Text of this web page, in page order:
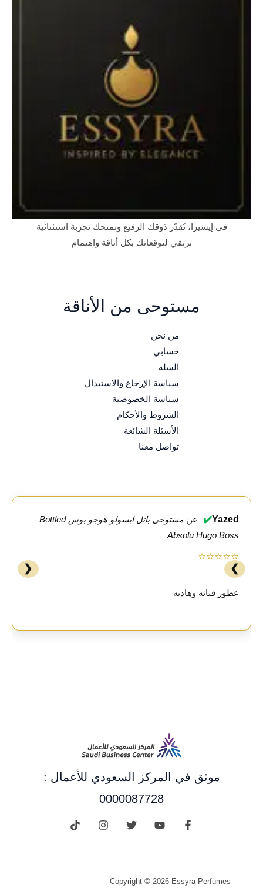
في إيسيرا، نُقدّر ذوقك الرفيع ونمنحك تجربة استثنائية
ترتقي لتوقعاتك بكل أناقة واهتمام
مستوحى من الأناقة
من نحن
حسابي
السلة
سياسة الإرجاع والاستبدال
سياسة الخصوصية
الشروط والأحكام
الأسئلة الشائعة
تواصل معنا
Yazed
✔️ عن
مستوحى باتل ابسولو هوجو بوس Bottled
Absolu Hugo Boss
⭐⭐⭐⭐⭐
عطور فنانه وهاديه
❮ ❯
موثق في المركز السعودي للأعمال :
0000087728
Copyright © 2026 Essyra Perfumes